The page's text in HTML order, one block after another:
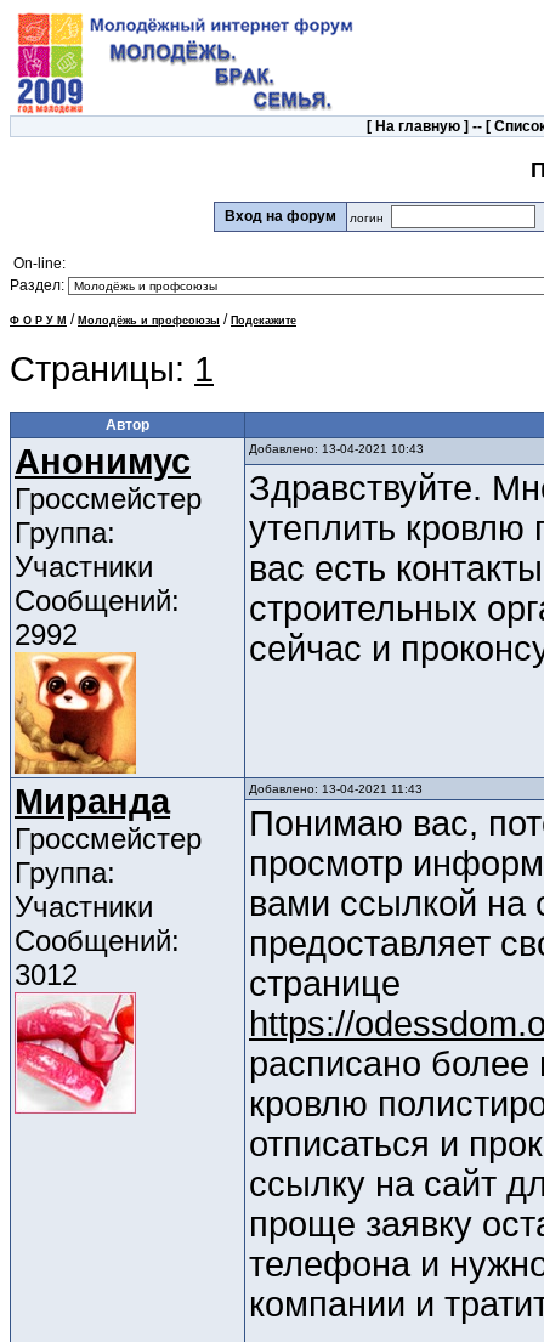
[ На главную] -- [
Вход на форум логин
On-line:
Раздел:
Ф О Р У М / Молодёжь и профсоюзы / Подскажите
Страницы: 1
Автор
Анонимус
Гроссмейстер
Группа:
Участники
Сообщений:
2992
Добавлено: 13-04-2021 10:43
Здравствуйте.
утеплить кровлю
вас есть
строительных
сейчас и
Миранда
Гроссмейстер
Группа:
Участники
Сообщений:
3012
Добавлено: 13-04-2021 11:43
Понимаю вас,
просмотр
вами ссылкой на
предоставляет
странице
https://
расписано более
кровлю
отписаться и
ссылку на сайт
проще заявку
телефона и
компании и